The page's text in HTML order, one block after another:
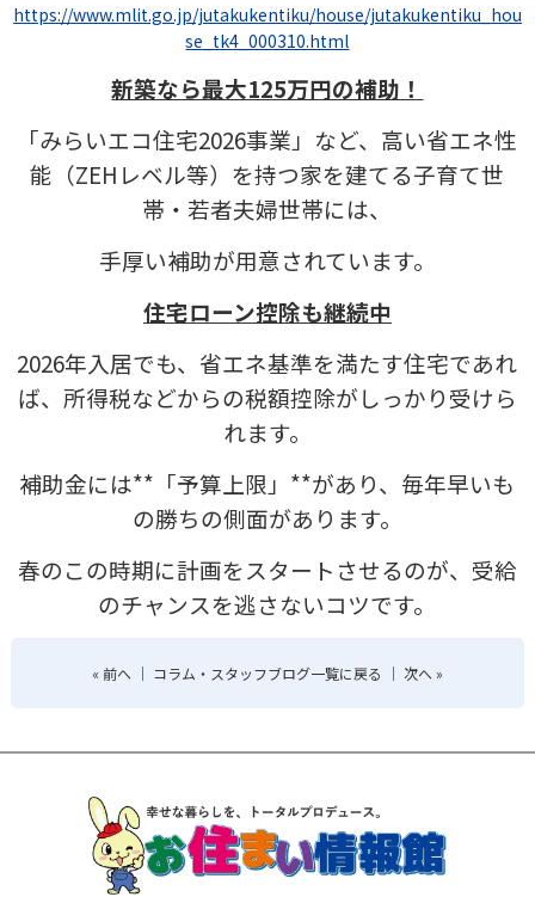
https://www.mlit.go.jp/jutakukentiku/house/jutakukentiku_hou
se_tk4_000310.html
新築なら最大125万円の補助！
「みらいエコ住宅2026事業」など、高い省エネ性
能（ZEHレベル等）を持つ家を建てる子育て世
帯・若者夫婦世帯には、
手厚い補助が用意されています。
住宅ローン控除も継続中
2026年入居でも、省エネ基準を満たす住宅であれ
ば、所得税などからの税額控除がしっかり受けら
れます。
補助金には**「予算上限」**があり、毎年早いも
の勝ちの側面があります。
春のこの時期に計画をスタートさせるのが、受給
のチャンスを逃さないコツです。
« 前へ｜ コラム・スタッフブログ一覧に戻る ｜ 次へ»